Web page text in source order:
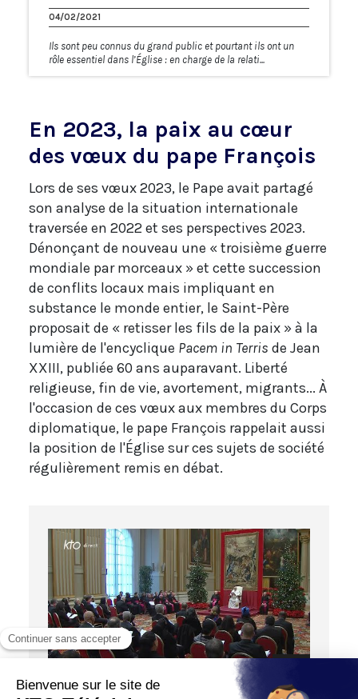
04/02/2021
Ils sont peu connus du grand public et pourtant ils ont un
rôle essentiel dans l’Église : en charge de la relati...
En 2023, la paix au cœur
des vœux du pape François
Lors de ses vœux 2023, le Pape avait partagé
son analyse de la situation internationale
traversée en 2022 et ses perspectives 2023.
Dénonçant de nouveau une « troisième guerre
mondiale par morceaux » et cette succession
de conflits locaux mais impliquant en
substance le monde entier, le Saint-Père
proposait de « retisser les fils de la paix » à la
lumière de l'encyclique Pacem in Terris de Jean
XXIII, publiée 60 ans auparavant. Liberté
religieuse, fin de vie, avortement, migrants... À
l'occasion de ces vœux aux membres du Corps
diplomatique, le pape François rappelait aussi
la position de l'Église sur ces sujets de société
régulièrement remis en débat.
DIRECT DE ROME